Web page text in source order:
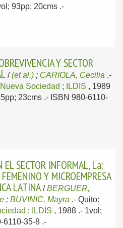
93pp; 20cms .-
Y SECTOR
/(et al.) ; CARIOLA, Cecilia .-
Nueva Sociedad ; ILDIS , 1989
23cms .- ISBN 980-6110-
EL SECTOR INFORMAL, La:
Y MICROEMPRESA
LATINA /BERGUER,
; BUVINIC, Mayra .- Quito:
; ILDIS , 1988 .- 1vol;
6110-35-8 .-